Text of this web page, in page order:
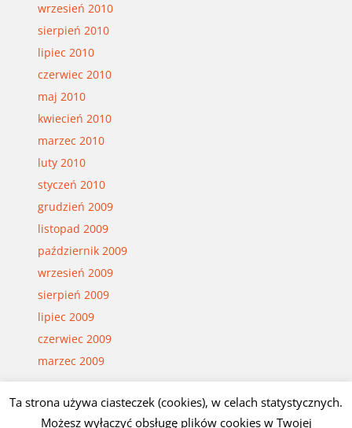
wrzesień 2010
sierpień 2010
lipiec 2010
czerwiec 2010
maj 2010
kwiecień 2010
marzec 2010
luty 2010
styczeń 2010
grudzień 2009
listopad 2009
październik 2009
wrzesień 2009
sierpień 2009
lipiec 2009
czerwiec 2009
marzec 2009
© Czesław Białczyński
Ta strona używa ciasteczek (cookies), w celach statystycznych.
Możesz wyłączyć obsługę plików cookies w Twojej